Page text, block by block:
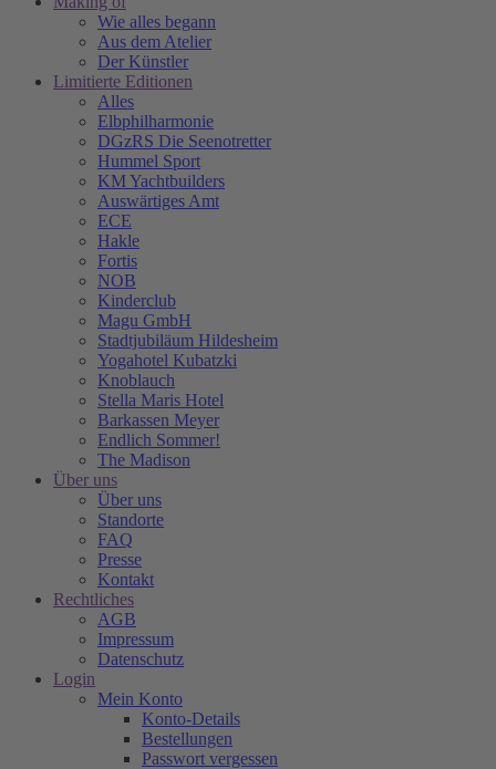
Wie alles begann
Aus dem Atelier
Der Künstler
Limitierte Editionen
Alles
Elbphilharmonie
DGzRS Die Seenotretter
Hummel Sport
KM Yachtbuilders
Auswärtiges Amt
ECE
Hakle
Fortis
NOB
Kinderclub
Magu GmbH
Stadtjubiläum Hildesheim
Yogahotel Kubatzki
Knoblauch
Stella Maris Hotel
Barkassen Meyer
Endlich Sommer!
The Madison
Über uns
Über uns
Standorte
FAQ
Presse
Kontakt
Rechtliches
AGB
Impressum
Datenschutz
Login
Mein Konto
Konto-Details
Bestellungen
Passwort vergessen